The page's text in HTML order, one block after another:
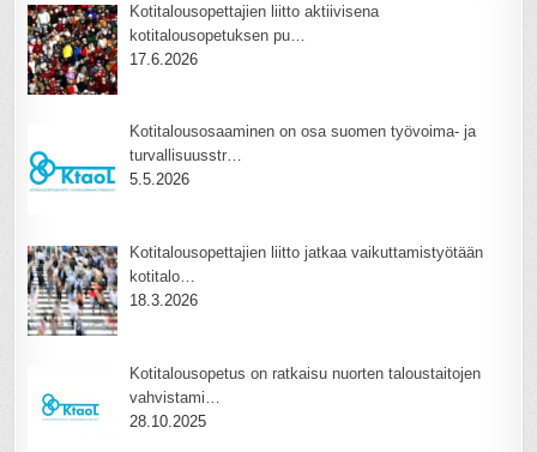
Kotitalousopettajien liitto aktiivisena
kotitalousopetuksen pu…
17.6.2026
Kotitalousosaaminen on osa suomen työvoima- ja
turvallisuusstr…
5.5.2026
Kotitalousopettajien liitto jatkaa vaikuttamistyötään
kotitalo…
18.3.2026
Kotitalousopetus on ratkaisu nuorten taloustaitojen
vahvistami…
28.10.2025